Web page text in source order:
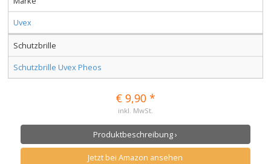
Uvex
Schutzbrille
Schutzbrille Uvex Pheos
€ 9,90 *
inkl. MwSt.
Produktbeschreibung ›
Jetzt bei Amazon ansehen